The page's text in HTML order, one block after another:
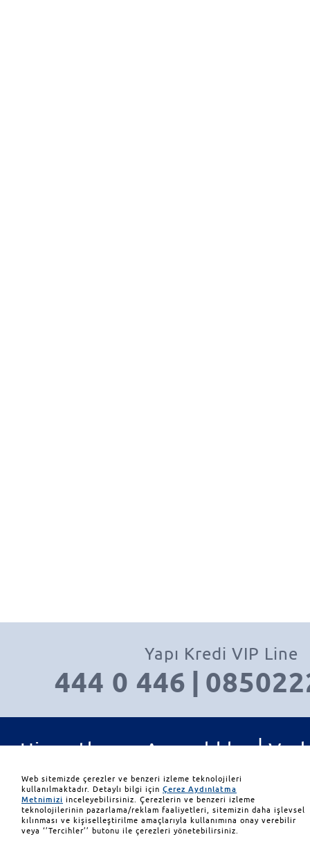
Yapı Kredi VIP Line
444 0 446 |
Hizmetler ve Ayrıcalıklar |
Yatırım Ürünleri | İletişim
© 2026 Yapı ve Kredi
Web sitemizde çerezler ve benzeri izleme teknolojileri
kullanılmaktadır. Detaylı bilgi için Çerez Aydınlatma
Metnimizi inceleyebilirsiniz. Çerezlerin ve benzeri izleme
teknolojilerinin pazarlama/reklam faaliyetleri, sitemizin daha işlevsel
kılınması ve kişiselleştirilme amaçlarıyla kullanımına onay verebilir
veya ‘’Tercihler’’ butonu ile çerezleri yönetebilirsiniz.